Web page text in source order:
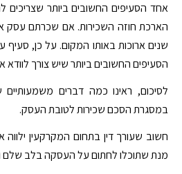
אחד הסעיפים החשובים ביותר שצריכים
הארכת חוזה השכירות. אם שכרתם עסק
שנים ארוכות באותו המקום. על כן,
הסעיפים החשובים ביותר שיש צורך לוודא
לסיכום, ראינו כמה דברים
במסגרת הסכם שכירות לטובת העסק.
חשוב שעורך דין בתחום המקרקעין
מנת שתוכלו לחתום על העסקה בלב שלם